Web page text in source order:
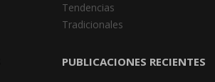
Tendencias
Tradicionales
PUBLICACIONES RECIENTES